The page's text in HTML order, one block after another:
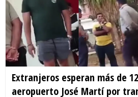
Extranjeros esperan más de
aeropuerto José Martí por